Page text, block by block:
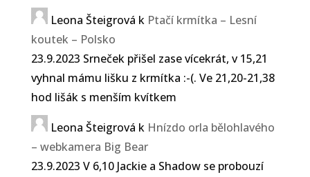
Leona Šteigrová k Ptačí krmítka – Lesní
koutek – Polsko
23.9.2023 Srneček přišel zase vícekrát, v 15,21
vyhnal mámu lišku z krmítka :-(. Ve 21,20-21,38
hod lišák s menším kvítkem
Leona Šteigrová k Hnízdo orla bělohlavého
– webkamera Big Bear
23.9.2023 V 6,10 Jackie a Shadow se probouzí